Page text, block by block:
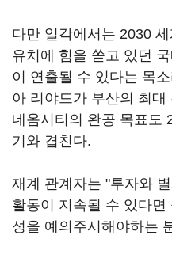
다만 일각에서는 2030
유치에 힘을 쏟고 있던
이 연출될 수 있다는 목
아 리야드가 부산의 최
네옴시티의 완공 목표도
기와 겹친다.
재계 관계자는 "투자와
활동이 지속될 수 있다
성을 예의주시해야하는